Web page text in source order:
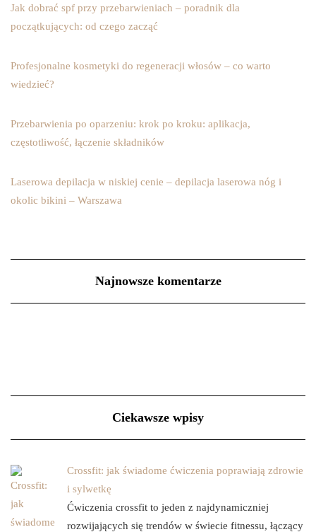
Jak dobrać spf przy przebarwieniach – poradnik dla
początkujących: od czego zacząć
Profesjonalne kosmetyki do regeneracji włosów – co warto
wiedzieć?
Przebarwienia po oparzeniu: krok po kroku: aplikacja,
częstotliwość, łączenie składników
Laserowa depilacja w niskiej cenie – depilacja laserowa nóg i
okolic bikini – Warszawa
Najnowsze komentarze
Ciekawsze wpisy
Crossfit: jak świadome ćwiczenia poprawiają zdrowie
i sylwetkę
Ćwiczenia crossfit to jeden z najdynamiczniej
rozwijających się trendów w świecie fitnessu, łączący